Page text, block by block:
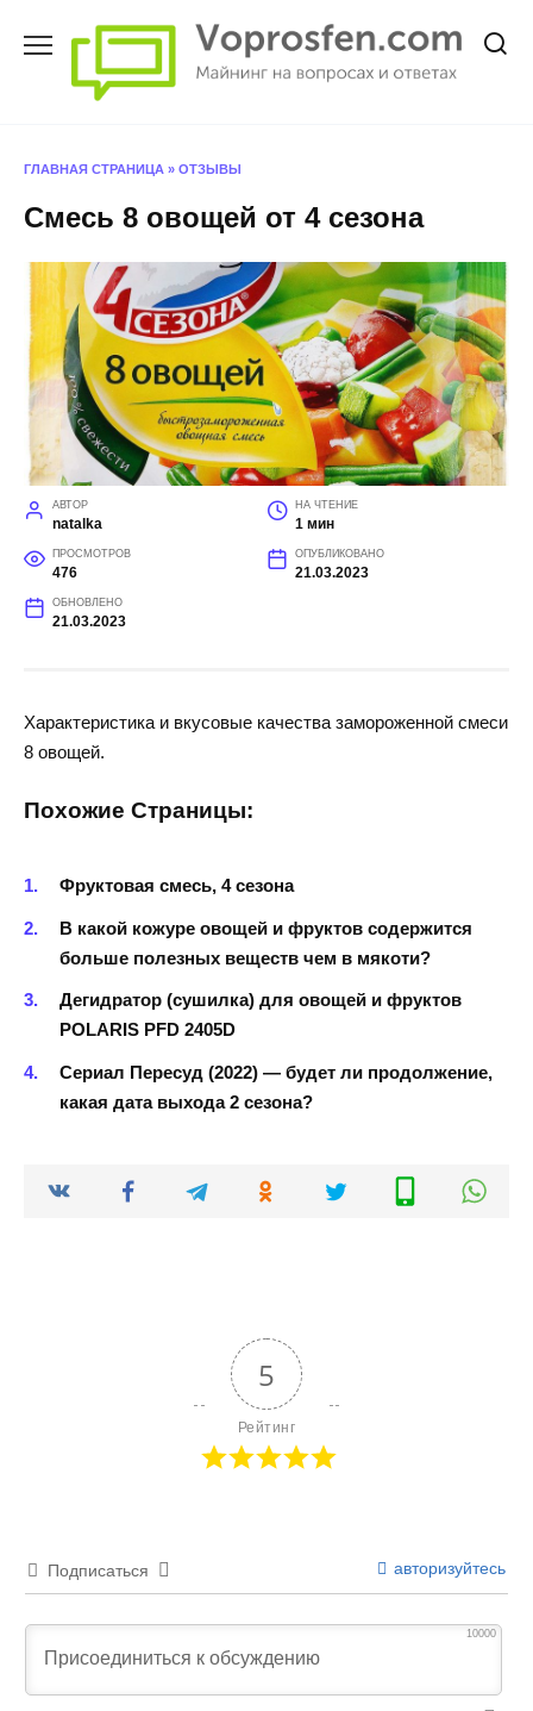
ГЛАВНАЯ СТРАНИЦА » ОТЗЫВЫ
Смесь 8 овощей от 4 сезона
АВТОР
natalka
НА ЧТЕНИЕ
1 мин
ПРОСМОТРОВ
476
ОПУБЛИКОВАНО
21.03.2023
ОБНОВЛЕНО
21.03.2023
Характеристика и вкусовые качества замороженной смеси
8 овощей.
Похожие Страницы:
Фруктовая смесь, 4 сезона
В какой кожуре овощей и фруктов содержится
больше полезных веществ чем в мякоти?
Дегидратор (сушилка) для овощей и фруктов
POLARIS PFD 2405D
Сериал Пересуд (2022) — будет ли продолжение,
какая дата выхода 2 сезона?
5
Рейтинг
Подписаться авторизуйтесь
10000